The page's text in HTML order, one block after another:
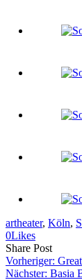
artheater, Köln,
0Likes
Share PostShare
on
Copy
URL
to
Send
Link
via
Vorheriger:
Nächster: Basia